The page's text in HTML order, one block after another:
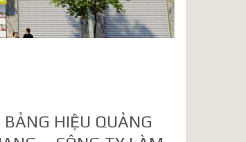
HIỆU QUẢNG